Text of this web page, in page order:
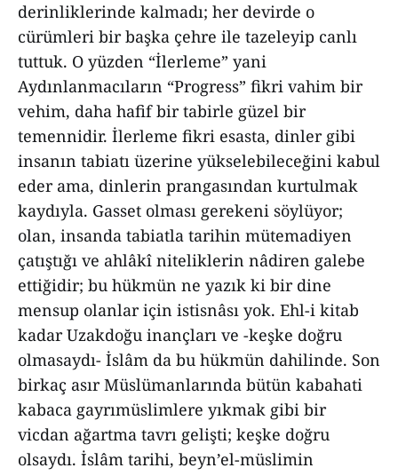
derinliklerinde kalmadı; her devirde o
cürümleri bir başka çehre ile tazeleyip canlı
tuttuk. O yüzden “İlerleme” yani
Aydınlanmacıların “Progress” fikri vahim bir
vehim, daha hafif bir tabirle güzel bir
temennidir. İlerleme fikri esasta, dinler gibi
insanın tabiatı üzerine yükselebileceğini kabul
eder ama, dinlerin prangasından kurtulmak
kaydıyla. Gasset olması gerekeni söylüyor;
olan, insanda tabiatla tarihin mütemadiyen
çatıştığı ve ahlâkî niteliklerin nâdiren galebe
ettiğidir; bu hükmün ne yazık ki bir dine
mensup olanlar için istisnâsı yok. Ehl-i kitab
kadar Uzakdoğu inançları ve -keşke doğru
olmasaydı- İslâm da bu hükmün dahilinde. Son
birkaç asır Müslümanlarında bütün kabahati
kabaca gayrımüslimlere yıkmak gibi bir
vicdan ağartma tavrı gelişti; keşke doğru
olsaydı. İslâm tarihi, beyn’el-müslimin